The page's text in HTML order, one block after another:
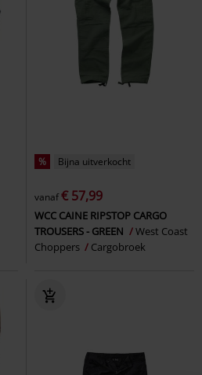
% Bijna uitverkocht
vanaf€ 57,99
WCC CAINE RIPSTOP CARGO
TROUSERS - GREEN
West Coast
Choppers
Cargobroek